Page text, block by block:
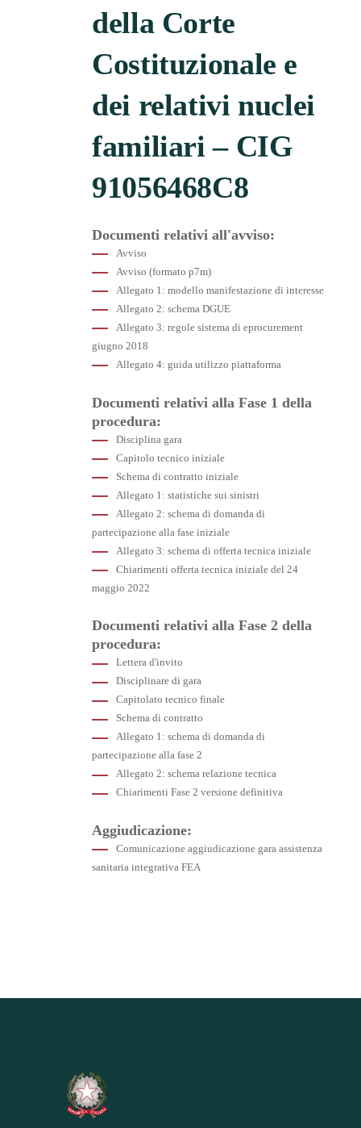
della Corte
Costituzionale e
dei relativi nuclei
familiari – CIG
91056468C8
Documenti relativi all'avviso:
Avviso
Avviso (formato p7m)
Allegato 1: modello manifestazione di interesse
Allegato 2: schema DGUE
Allegato 3: regole sistema di eprocurement
giugno 2018
Allegato 4: guida utilizzo piattaforma
Documenti relativi alla Fase 1 della
procedura:
Disciplina gara
Capitolo tecnico iniziale
Schema di contratto iniziale
Allegato 1: statistiche sui sinistri
Allegato 2: schema di domanda di
partecipazione alla fase iniziale
Allegato 3: schema di offerta tecnica iniziale
Chiarimenti offerta tecnica iniziale del 24
maggio 2022
Documenti relativi alla Fase 2 della
procedura:
Lettera d'invito
Disciplinare di gara
Capitolato tecnico finale
Schema di contratto
Allegato 1: schema di domanda di
partecipazione alla fase 2
Allegato 2: schema relazione tecnica
Chiarimenti Fase 2 versione definitiva
Aggiudicazione:
Comunicazione aggiudicazione gara assistenza
sanitaria integrativa FEA